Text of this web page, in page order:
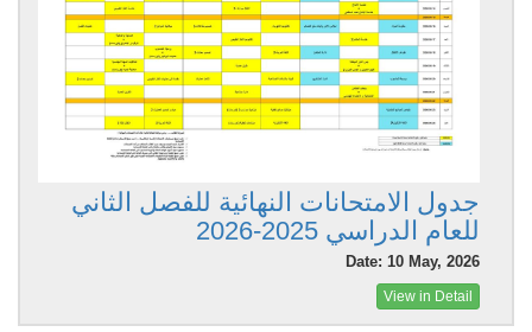
جدول الامتحانات النهائية للفصل الثاني
للعام الدراسي 2025-2026
Date: 10 May, 2026
View in Detail